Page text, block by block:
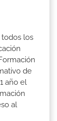
todos los
de
año el
al